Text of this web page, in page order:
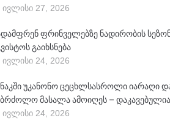
ივლისი 27, 2026
ფრინველებზე ნადირობის
გაიხსნება
ივლისი 24, 2026
უკანონო ცეცხლსასროლი იარაღი
მასალა ამოიღეს –
ივლისი 24, 2026